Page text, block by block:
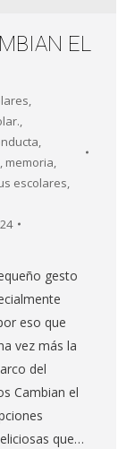
EL
memoria
escolares
gesto
eso que
vez más la
del
Cambian el
que…